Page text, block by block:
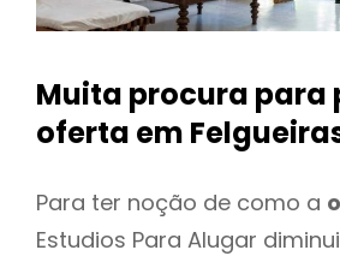
Muita procura para
oferta em
Para ter noção de como a
Estudios Para Alugar